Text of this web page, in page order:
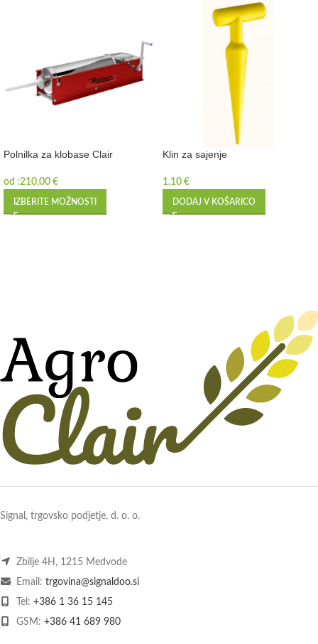
Polnilka za klobase Clair
od :210,00 €
IZBERITE MOŽNOSTI
Klin za sajenje
1,10 €
DODAJ V KOŠARICO
Signal, trgovsko podjetje, d. o. o.
Zbilje 4H, 1215 Medvode
Email: trgovina@signaldoo.si
Tel: +386 1 36 15 145
GSM: +386 41 689 980